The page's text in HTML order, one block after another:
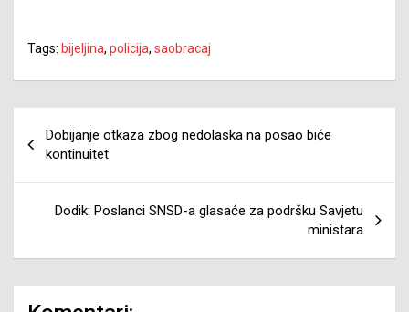
Tags: bijeljina, policija, saobracaj
članaka
Dobijanje otkaza zbog nedolaska na posao biće
kontinuitet
Dodik: Poslanci SNSD-a glasaće za podršku Savjetu
ministara